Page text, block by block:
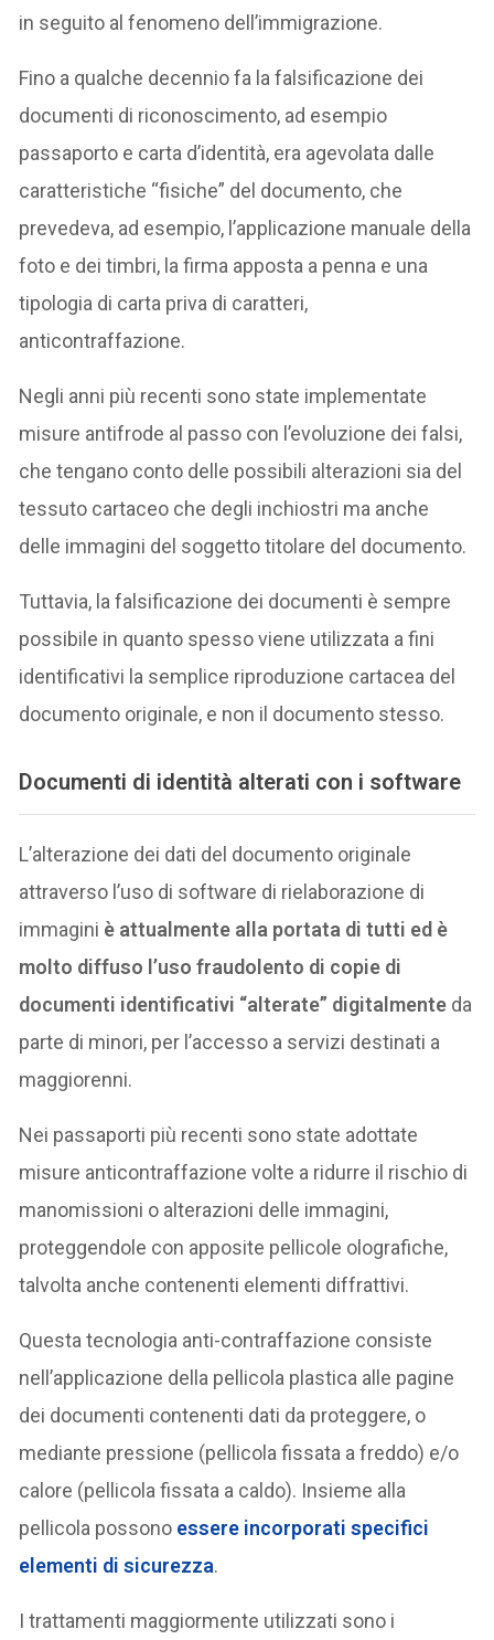
in seguito al fenomeno dell’immigrazione.
Fino a qualche decennio fa la falsificazione dei
documenti di riconoscimento, ad esempio
passaporto e carta d’identità, era agevolata dalle
caratteristiche “fisiche” del documento, che
prevedeva, ad esempio, l’applicazione manuale della
foto e dei timbri, la firma apposta a penna e una
tipologia di carta priva di caratteri,
anticontraffazione.
Negli anni più recenti sono state implementate
misure antifrode al passo con l’evoluzione dei falsi,
che tengano conto delle possibili alterazioni sia del
tessuto cartaceo che degli inchiostri ma anche
delle immagini del soggetto titolare del documento.
Tuttavia, la falsificazione dei documenti è sempre
possibile in quanto spesso viene utilizzata a fini
identificativi la semplice riproduzione cartacea del
documento originale, e non il documento stesso.
Documenti di identità alterati con i software
L’alterazione dei dati del documento originale
attraverso l’uso di software di rielaborazione di
immagini è attualmente alla portata di tutti ed è
molto diffuso l’uso fraudolento di copie di
documenti identificativi “alterate” digitalmente da
parte di minori, per l’accesso a servizi destinati a
maggiorenni.
Nei passaporti più recenti sono state adottate
misure anticontraffazione volte a ridurre il rischio di
manomissioni o alterazioni delle immagini,
proteggendole con apposite pellicole olografiche,
talvolta anche contenenti elementi diffrattivi.
Questa tecnologia anti-contraffazione consiste
nell’applicazione della pellicola plastica alle pagine
dei documenti contenenti dati da proteggere, o
mediante pressione (pellicola fissata a freddo) e/o
calore (pellicola fissata a caldo). Insieme alla
pellicola possono essere incorporati specifici
elementi di sicurezza.
I trattamenti maggiormente utilizzati sono i